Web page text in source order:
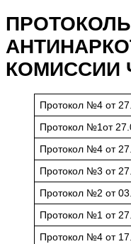
КОМИССИИ
Протокол №4 от
Протокол №1от
Протокол №4 от
Протокол №3 от
Протокол №2 от
Протокол №1 от
Протокол №4 от